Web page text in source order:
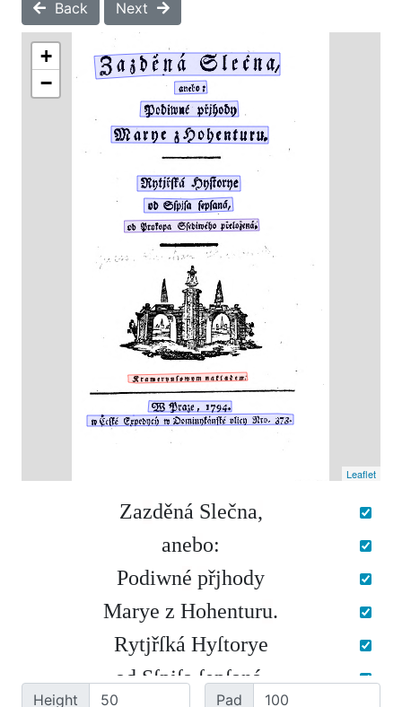
Back Next
+
−
Leaflet
Zazděná Slečna,
anebo:
Podiwné přjhody
Marye z Hohenturu.
Rytjřſká Hyſtorye
od Sſpjſa ſepſaná,
Height Pad